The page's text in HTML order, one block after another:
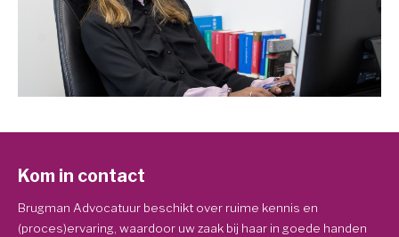
Kom in contact
Brugman Advocatuur beschikt over ruime kennis en
(proces)ervaring, waardoor uw zaak bij haar in goede handen